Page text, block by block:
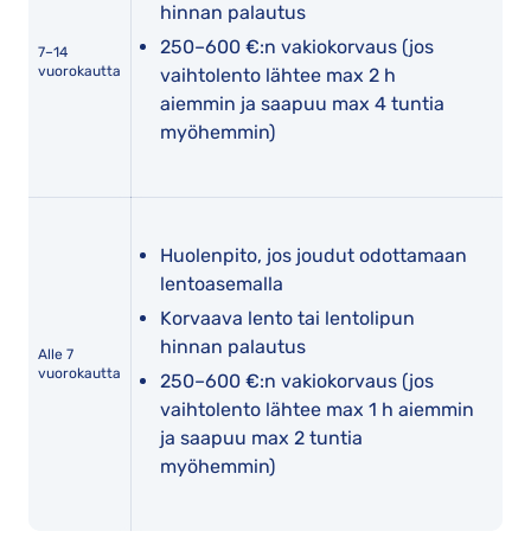
7–14
vuorokautta
hinnan palautus
250–600 €:n vakiokorvaus (jos
vaihtolento lähtee max 2 h
aiemmin ja saapuu max 4 tuntia
myöhemmin)
Alle 7
vuorokautta
Huolenpito, jos joudut odottamaan
lentoasemalla
Korvaava lento tai lentolipun
hinnan palautus
250–600 €:n vakiokorvaus (jos
vaihtolento lähtee max 1 h aiemmin
ja saapuu max 2 tuntia
myöhemmin)